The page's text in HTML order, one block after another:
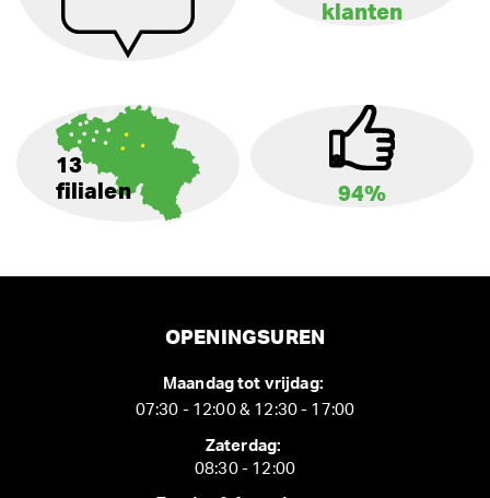
klanten
13
filialen
94%
OPENINGSUREN
Maandag tot vrijdag:
07:30 - 12:00 & 12:30 - 17:00
Zaterdag:
08:30 - 12:00